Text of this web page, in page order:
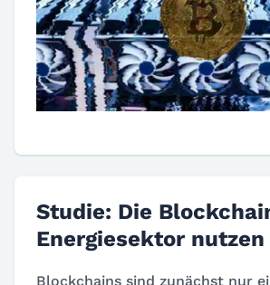
Studie: Die
Energiesektor nutzen
Blockchains sind zunächst nur